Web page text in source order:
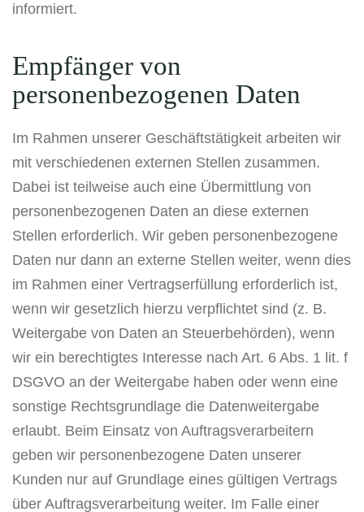
informiert.
Empfänger von
personenbezogenen Daten
Im Rahmen unserer Geschäftstätigkeit arbeiten wir
mit verschiedenen externen Stellen zusammen.
Dabei ist teilweise auch eine Übermittlung von
personenbezogenen Daten an diese externen
Stellen erforderlich. Wir geben personenbezogene
Daten nur dann an externe Stellen weiter, wenn dies
im Rahmen einer Vertragserfüllung erforderlich ist,
wenn wir gesetzlich hierzu verpflichtet sind (z. B.
Weitergabe von Daten an Steuerbehörden), wenn
wir ein berechtigtes Interesse nach Art. 6 Abs. 1 lit. f
DSGVO an der Weitergabe haben oder wenn eine
sonstige Rechtsgrundlage die Datenweitergabe
erlaubt. Beim Einsatz von Auftragsverarbeitern
geben wir personenbezogene Daten unserer
Kunden nur auf Grundlage eines gültigen Vertrags
über Auftragsverarbeitung weiter. Im Falle einer